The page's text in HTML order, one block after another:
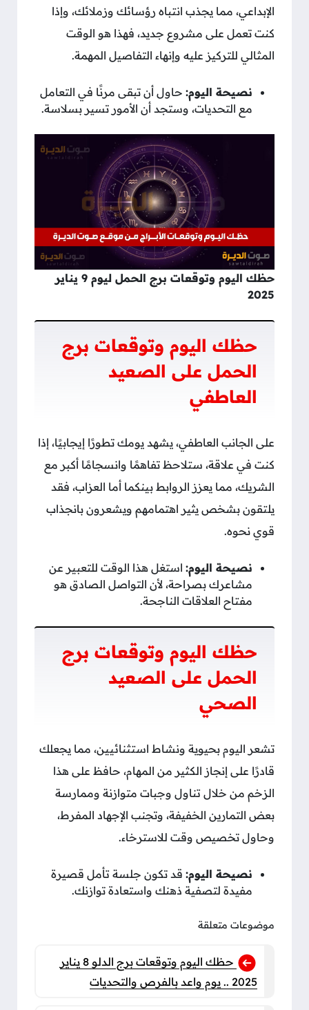
الإبداعي، مما يجذب انتباه رؤسائك وزملائك، وإذا
كنت تعمل على مشروع جديد، فهذا هو الوقت
المثالي للتركيز عليه وإنهاء التفاصيل المهمة.
نصيحة اليوم: حاول أن تبقى مرنًا في التعامل
مع التحديات، وستجد أن الأمور تسير بسلاسة.
حظك اليوم وتوقعات برج الحمل ليوم 9 يناير
2025
حظك اليوم وتوقعات برج
الحمل على الصعيد
العاطفي
على الجانب العاطفي، يشهد يومك تطورًا إيجابيًا، إذا
كنت في علاقة، ستلاحظ تفاهمًا وانسجامًا أكبر مع
الشريك، مما يعزز الروابط بينكما أما العزاب، فقد
يلتقون بشخص يثير اهتمامهم ويشعرون بانجذاب
قوي نحوه.
نصيحة اليوم: استغل هذا الوقت للتعبير عن
مشاعرك بصراحة، لأن التواصل الصادق هو
مفتاح العلاقات الناجحة.
حظك اليوم وتوقعات برج
الحمل على الصعيد
الصحي
تشعر اليوم بحيوية ونشاط استثنائيين، مما يجعلك
قادرًا على إنجاز الكثير من المهام، حافظ على هذا
الزخم من خلال تناول وجبات متوازنة وممارسة
بعض التمارين الخفيفة، وتجنب الإجهاد المفرط،
وحاول تخصيص وقت للاسترخاء.
نصيحة اليوم: قد تكون جلسة تأمل قصيرة
مفيدة لتصفية ذهنك واستعادة توازنك.
موضوعات متعلقة
حظك اليوم وتوقعات برج الدلو 8 يناير
2025 .. يوم واعد بالفرص والتحديات